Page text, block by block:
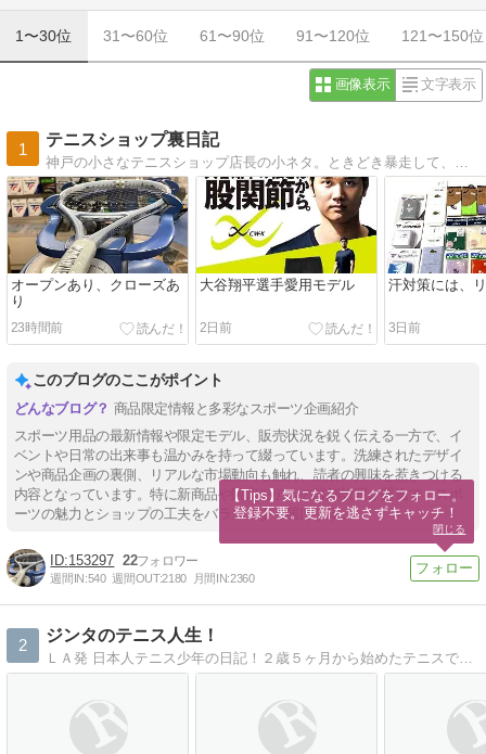
1〜30位 31〜60位 61〜90位 91〜120位 121〜150位
画像表示 文字表示
1
テニスショップ裏日記
オープンあり、クローズあ
り
23時間前
大谷翔平選手愛用モデル
2日前
汗対策には、
3日前
このブログのここがポイント
商品限定情報と多彩なスポーツ企画紹介
スポーツ用品の最新情報や限定モデル、販売状況を鋭く伝える一方で、イ
ベントや日常の出来事も温かみを持って綴っています。洗練されたデザイ
ンや商品企画の裏側、リアルな市場動向も触れ、読者の興味を惹きつける
内容となっています。特に新商品や限定モデルの詳細説明が秀逸で、スポ
ーツの魅力とショップの工夫をバランスよく届けます。
153297 22
週間IN:540 週間OUT:2180 月間IN:2360
2
ジンタのテニス人生！
ＬＡ発 日本人テニス少年の日記！２歳５ヶ月から始めたテニスで世界の頂点を目指す！
【Tips】気になるブログをフォロー。
登録不要。更新を逃さずキャッチ！
閉じる